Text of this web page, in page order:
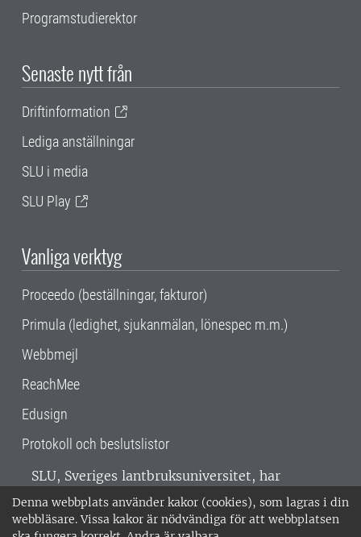
Denna webbplats använder kakor (cookies), som lagras i din
webbläsare. Vissa kakor är nödvändiga för att webbplatsen
Programstudierektor
Senaste nytt från
Driftinformation
Lediga anställningar
SLU i media
SLU Play
Vanliga verktyg
Proceedo (beställningar, fakturor)
Primula (ledighet, sjukanmälan, lönespec m.m.)
Webbmejl
ReachMee
Edusign
Protokoll och beslutslistor
SLU, Sveriges lantbruksuniversitet, har
verksamhet över hela Sverige. Huvudorter är
Alnarp, Uppsala och Umeå.SLU är